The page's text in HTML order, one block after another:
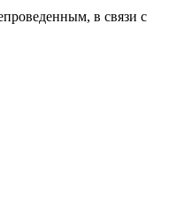
в связи с